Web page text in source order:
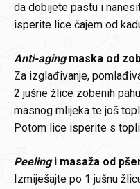
da dobijete pastu i
isperite lice čajem od
Anti-agingmaska od
Za izglađivanje,
2 jušne žlice zobenih
masnog mlijeka te još
Potom lice isperite s
Peelingi masaža od
Izmiješajte po 1 jušnu